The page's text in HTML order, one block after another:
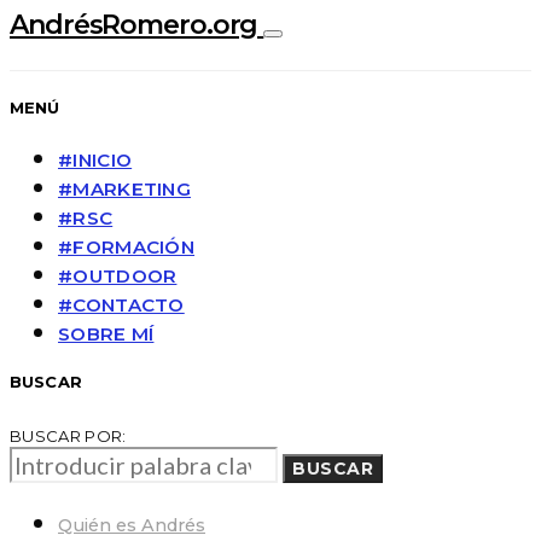
AndrésRomero.org
MENÚ
#INICIO
#MARKETING
#RSC
#FORMACIÓN
#OUTDOOR
#CONTACTO
SOBRE MÍ
BUSCAR
BUSCAR POR:
BUSCAR
Quién es Andrés